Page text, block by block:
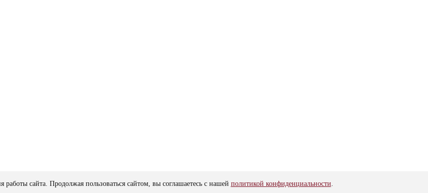
сайта. Продолжая пользоваться сайтом, вы соглашаетесь с нашей политикой конфиденциальности.